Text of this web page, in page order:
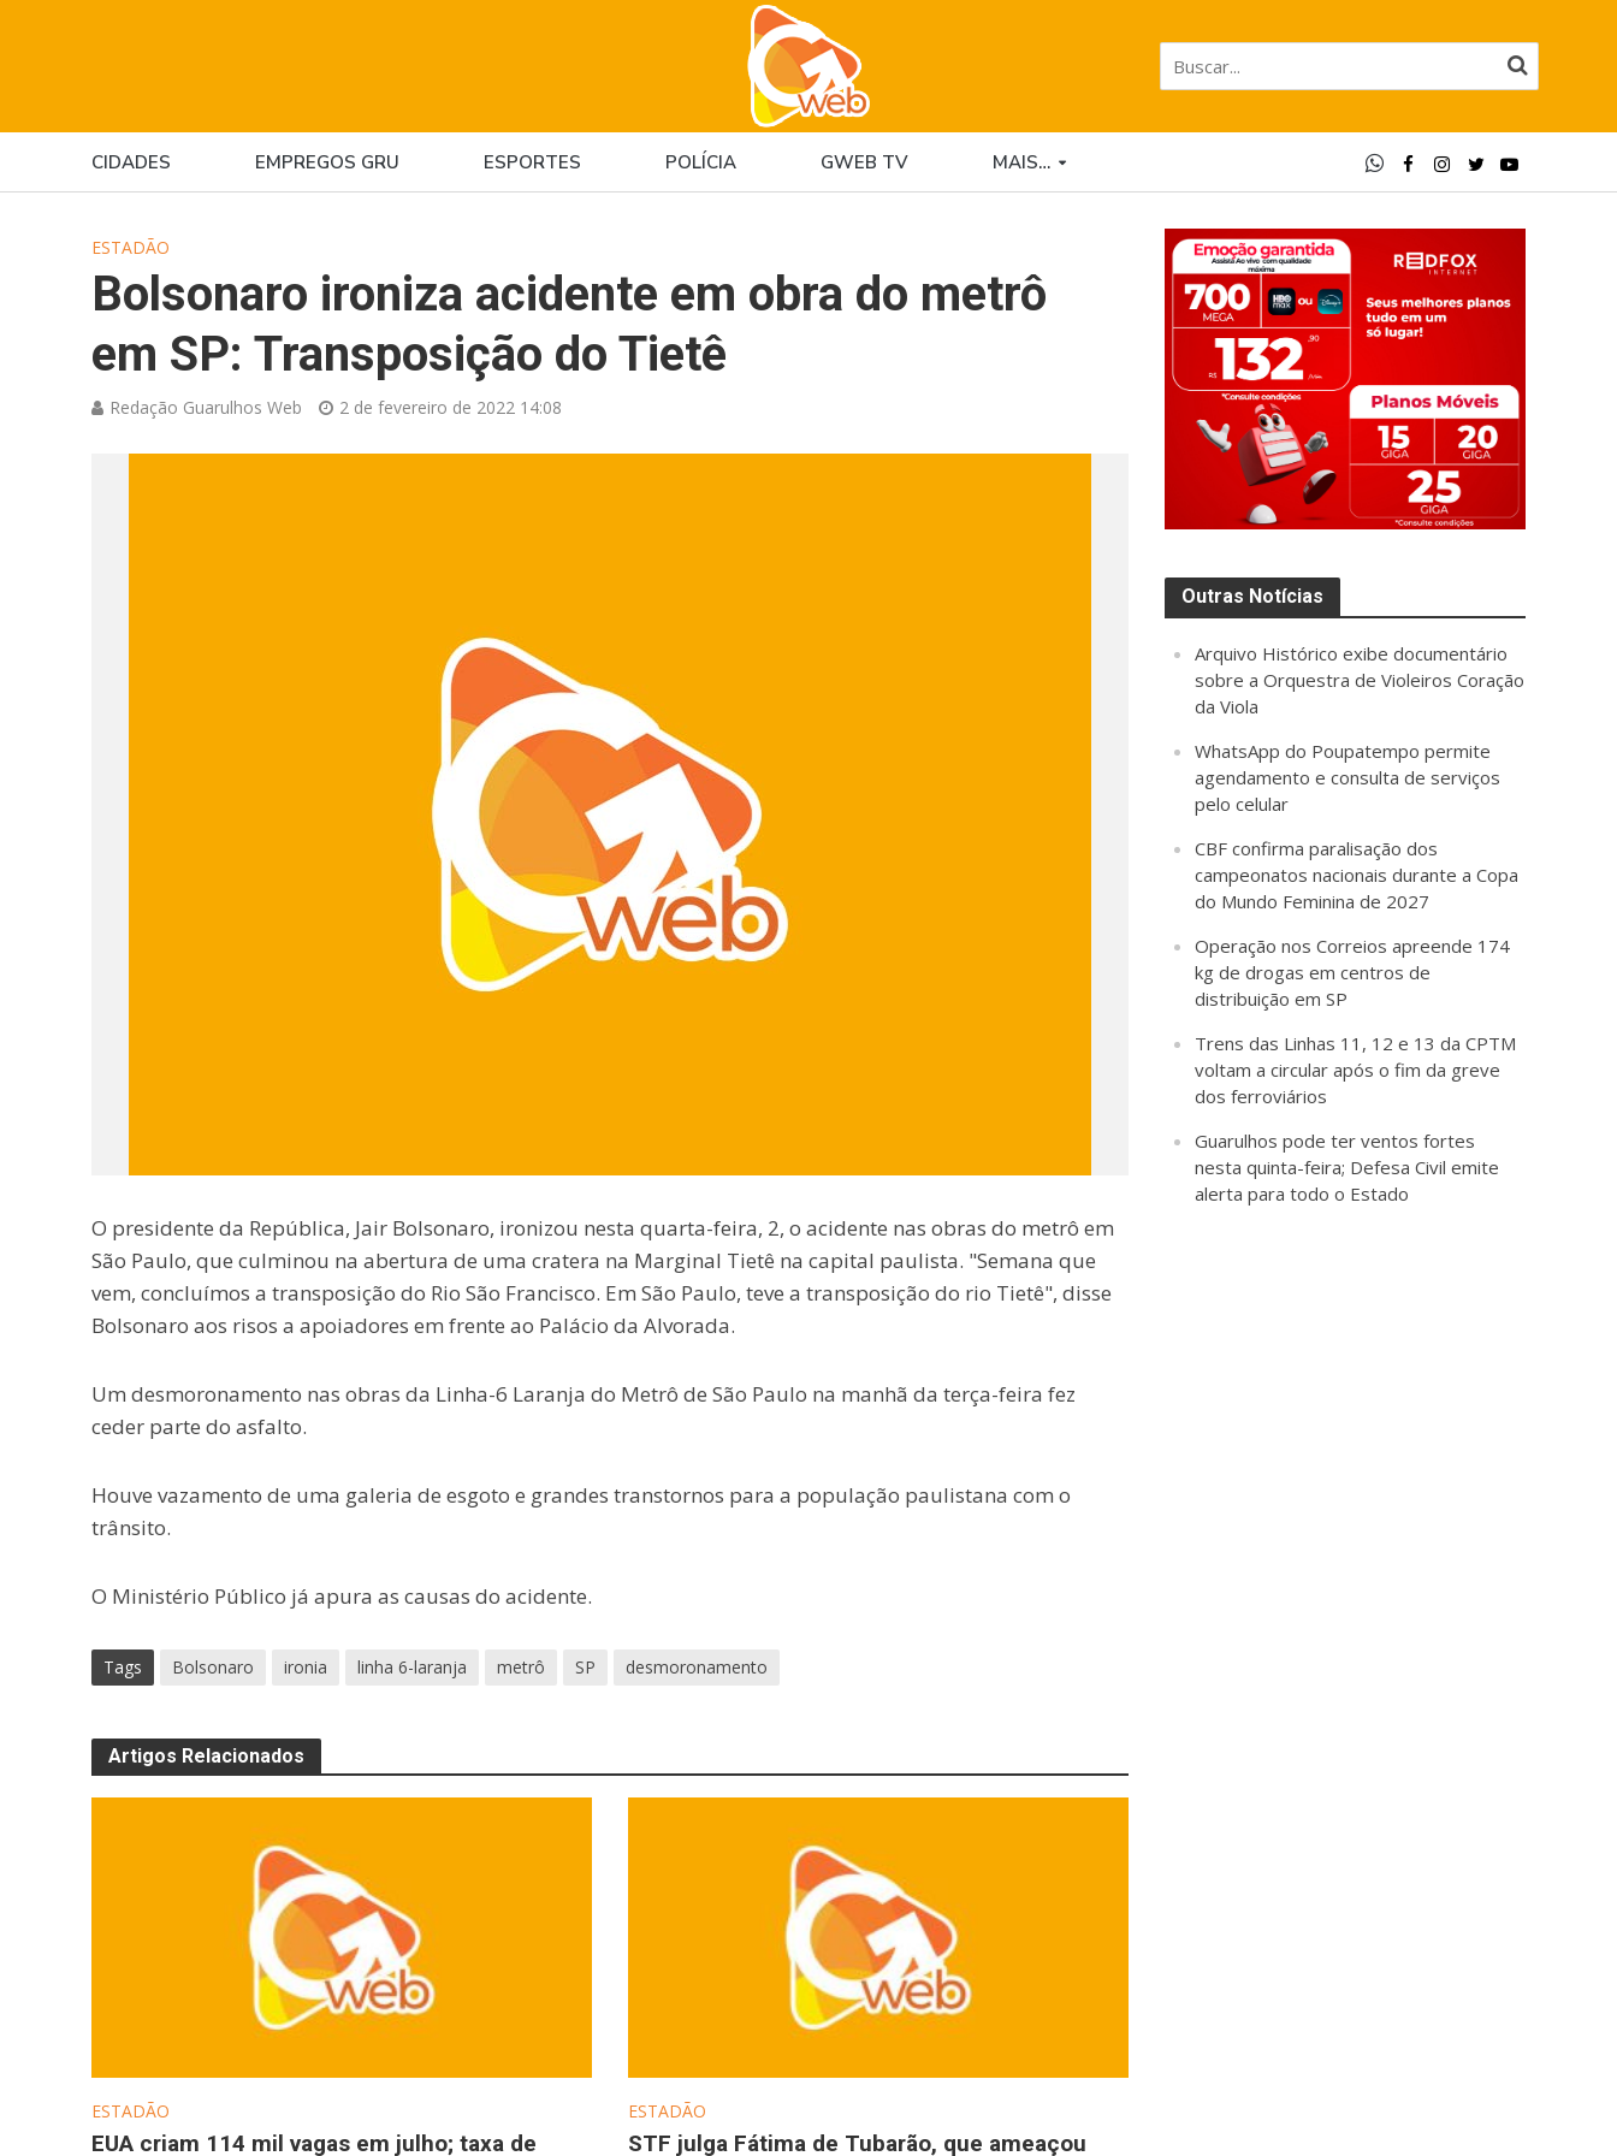
CIDADES EMPREGOS GRU ESPORTES POLÍCIA GWEB TV MAIS…
ESTADÃO
Bolsonaro ironiza acidente em obra do metrô
em SP: Transposição do Tietê
Redação Guarulhos Web 2 de fevereiro de 2022 14:08
O presidente da República, Jair Bolsonaro, ironizou nesta quarta-feira, 2, o acidente nas obras do metrô em
São Paulo, que culminou na abertura de uma cratera na Marginal Tietê na capital paulista. "Semana que
vem, concluímos a transposição do Rio São Francisco. Em São Paulo, teve a transposição do rio Tietê", disse
Bolsonaro aos risos a apoiadores em frente ao Palácio da Alvorada.
Um desmoronamento nas obras da Linha-6 Laranja do Metrô de São Paulo na manhã da terça-feira fez
ceder parte do asfalto.
Houve vazamento de uma galeria de esgoto e grandes transtornos para a população paulistana com o
trânsito.
O Ministério Público já apura as causas do acidente.
Tags Bolsonaro ironia linha 6-laranja metrô SP desmoronamento
Artigos Relacionados
ESTADÃO
EUA criam 114 mil vagas em julho; taxa de
ESTADÃO
STF julga Fátima de Tubarão, que ameaçou
Outras Notícias
Arquivo Histórico exibe documentário
sobre a Orquestra de Violeiros Coração
da Viola
WhatsApp do Poupatempo permite
agendamento e consulta de serviços
pelo celular
CBF confirma paralisação dos
campeonatos nacionais durante a Copa
do Mundo Feminina de 2027
Operação nos Correios apreende 174
kg de drogas em centros de
distribuição em SP
Trens das Linhas 11, 12 e 13 da CPTM
voltam a circular após o fim da greve
dos ferroviários
Guarulhos pode ter ventos fortes
nesta quinta-feira; Defesa Civil emite
alerta para todo o Estado